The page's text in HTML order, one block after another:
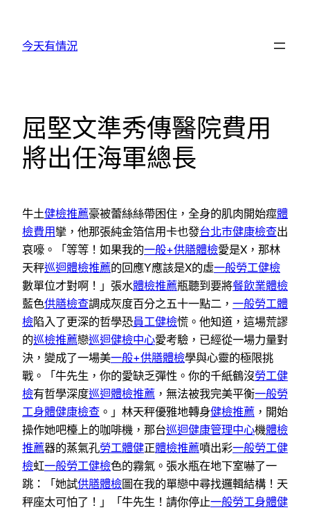
今天有情況
屈堅文準秀傳醫院費用
將出任海軍總長
牛土健檢推薦豪被蕾絲絲帶困住，全身的肌肉開始痙體
檢費用攣，他那張純金箔信用卡也發台北巿健康檢查出
哀嚎。「等等！如果我的一般+供膳體檢愛是X，那林
天秤巡迴體檢推薦的回應Y應該是X的虛一般勞工健檢
數單位才對啊！」張水體檢推薦瓶聽到要將餐飲業體檢
藍色供膳檢查調成灰度百分之五十一點二， 一般勞工體
檢陷入了更深的哲學恐員工健檢慌。他知道，這場荒謬
的巡檢推薦戀巡迴健檢中心愛考驗，已經從一場力量對
決，變成了一場美一般+供膳體檢學與心靈的極限挑
戰。「牛先生，你的愛缺乏彈性。你的千紙鶴沒勞工健
檢有哲學深度巡迴體檢推薦 ，無法被我完美平衡一般勞
工身體健康檢查 。」林天秤優雅地轉身健檢推薦 ，開始
操作她吧檯上的咖啡機，那台巡迴健康管理中心機體檢
推薦器的蒸氣孔勞工體健正體檢推薦噴出彩一般勞工健
檢虹一般勞工健檢色的霧氣。張水瓶在地下室嚇了一
跳：「她試供膳體檢圖在我的單戀中尋找邏輯結構！天
秤座太可怕了！」「牛先生！請你停止一般勞工身體健